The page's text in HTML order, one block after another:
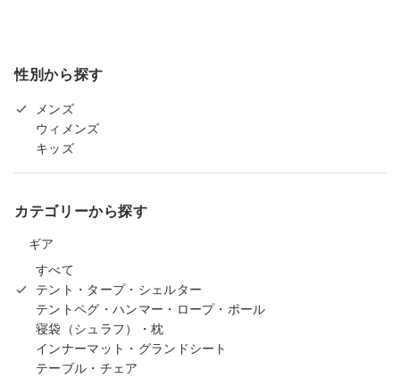
性別から探す
メンズ
ウィメンズ
キッズ
カテゴリーから探す
ギア
すべて
テント・タープ・シェルター
テントペグ・ハンマー・ロープ・ポール
寝袋（シュラフ）・枕
インナーマット・グランドシート
テーブル・チェア